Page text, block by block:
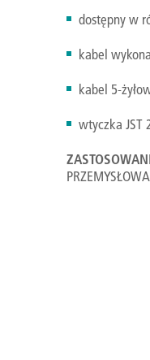
dostępny w
kabel
kabel 5-
wtyczka JST
PRZEMYSŁOWA